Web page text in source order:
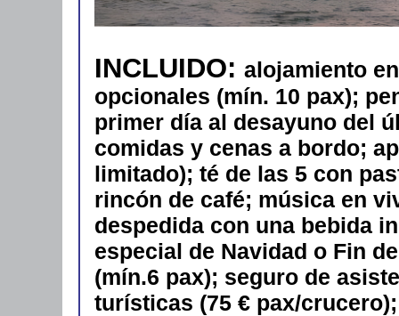
INCLUIDO: alojamiento
opcionales (mín. 10 pax);
primer día al desayuno del
comidas y cenas a bordo;
limitado); té de las 5 con
rincón de café; música en
despedida con una bebida
especial de Navidad o Fin
(mín.6 pax); seguro de
turísticas (75 € pax/